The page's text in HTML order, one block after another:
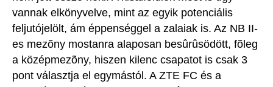
vannak elkönyvelve, mint az egyik potenciális
feljutójelölt, ám éppenséggel a zalaiak is. Az NB II-
es mezõny mostanra alaposan besûrûsödött, fõleg
a középmezõny, hiszen kilenc csapatot is csak 3
pont választja el egymástól. A ZTE FC és a